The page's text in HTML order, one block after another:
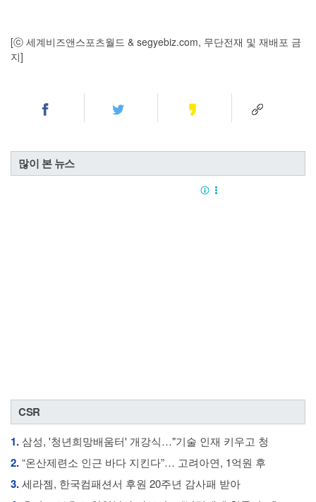
[ⓒ 세계비즈앤스포츠월드 & segyebiz.com, 무단전재 및 재배포 금
지]
많이 본 뉴스
CSR
1.삼성, '청년희망배움터' 개강식…"기술 인재 키우고 청
2.“온산제련소 인근 바다 지킨다”… 고려아연, 1억원 후
3.세라젬, 한국컴패션서 후원 20주년 감사패 받아